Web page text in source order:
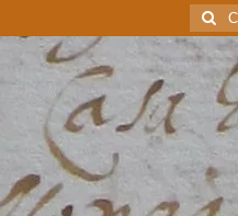
Cerca: